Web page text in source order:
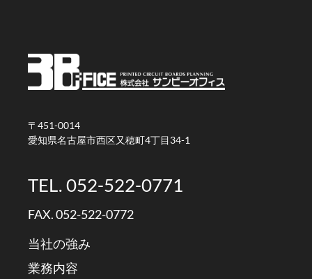
〒451-0014
愛知県名古屋市西区又穂町4丁目34-1
TEL. 052-522-0771
FAX. 052-522-0772
当社の強み
業務内容